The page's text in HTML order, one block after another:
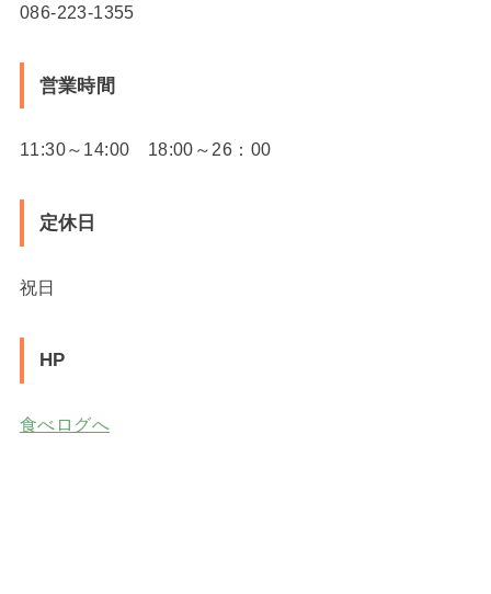
086-223-1355
営業時間
11:30～14:00 18:00～26：00
定休日
祝日
HP
食べログへ